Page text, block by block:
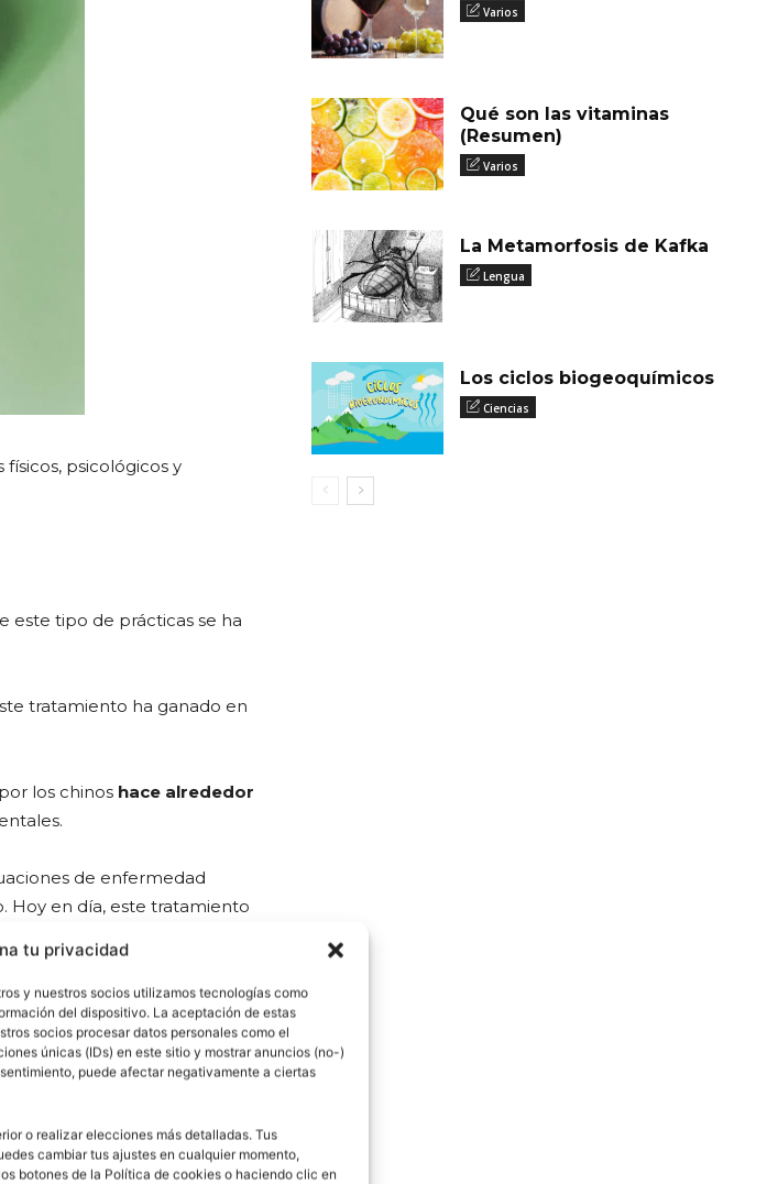
tu privacidad
y nuestros socios utilizamos tecnologías como
del dispositivo. La aceptación de estas
socios procesar datos personales como el
únicas (IDs) en este sitio y mostrar anuncios (no-)
puede afectar negativamente a ciertas
o realizar elecciones más detalladas. Tus
cambiar tus ajustes en cualquier momento,
botones de la Política de cookies o haciendo clic en
psicológicos y
este tipo de prácticas se ha
tratamiento ha ganado en
los chinos hace alrededor
de enfermedad
Hoy en día, este tratamiento
son parte de la medicina
de masaje.
otros tipos de
musicoterapia,
de mayores estudiospara
Varios
Qué son las vitaminas
(Resumen)
Varios
La Metamorfosis de Kafka
Lengua
Los ciclos biogeoquímicos
Ciencias